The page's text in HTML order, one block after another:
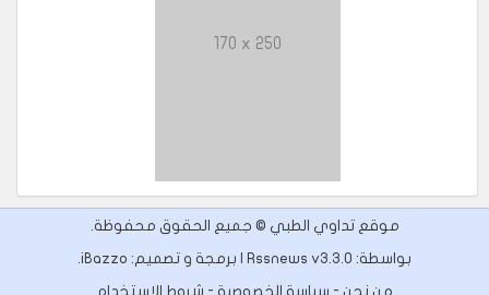
170 x 250
موقع تداوي الطبي © جميع الحقوق محفوظة.
بواسطة: Rssnews v3.3.0 | برمجة و تصميم:
iBazzo
.
من نحن - سياسة الخصوصية - شروط الاستخدام